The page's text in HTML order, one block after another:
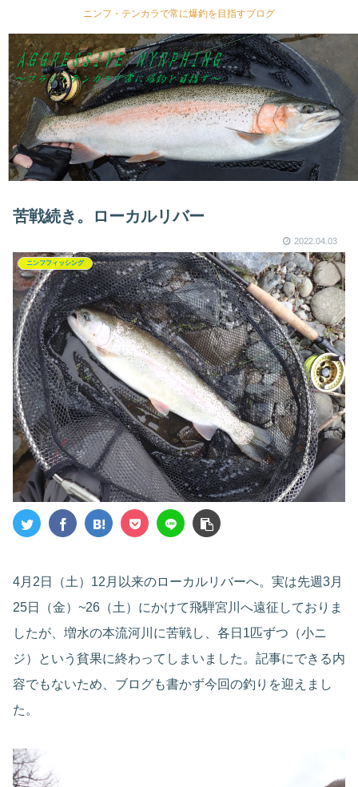
ニンフ・テンカラで常に爆釣を目指すブログ
苦戦続き。ローカルリバー
2022.04.03
ニンフフィッシング
4月2日（土）12月以来のローカルリバーへ。実は先週3月
25日（金）~26（土）にかけて飛騨宮川へ遠征しておりま
したが、増水の本流河川に苦戦し、各日1匹ずつ（小ニ
ジ）という貧果に終わってしまいました。記事にできる内
容でもないため、ブログも書かず今回の釣りを迎えまし
た。